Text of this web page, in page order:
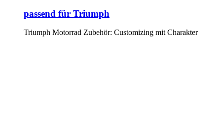
passend für Triumph
Triumph Motorrad Zubehör: Customizing mit Charakter